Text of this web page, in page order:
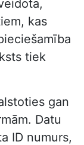
kas
tiek
gan
Datu
ID numurs,